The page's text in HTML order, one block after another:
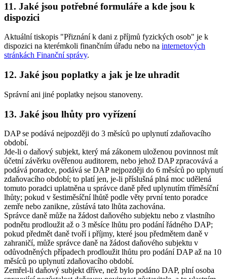
11. Jaké jsou potřebné formuláře a kde jsou k
dispozici
Aktuální tiskopis "Přiznání k dani z příjmů fyzických osob" je k
dispozici na kterémkoli finančním úřadu nebo na internetových
stránkách Finanční správy.
12. Jaké jsou poplatky a jak je lze uhradit
Správní ani jiné poplatky nejsou stanoveny.
13. Jaké jsou lhůty pro vyřízení
DAP se podává nejpozději do 3 měsíců po uplynutí zdaňovacího
období.
Jde-li o daňový subjekt, který má zákonem uloženou povinnost mít
účetní závěrku ověřenou auditorem, nebo jehož DAP zpracovává a
podává poradce, podává se DAP nejpozději do 6 měsíců po uplynutí
zdaňovacího období; to platí jen, je-li příslušná plná moc udělená
tomuto poradci uplatněna u správce daně před uplynutím tříměsíční
lhůty; pokud v šestiměsíční lhůtě podle věty první tento poradce
zemře nebo zanikne, zůstává tato lhůta zachována.
Správce daně může na žádost daňového subjektu nebo z vlastního
podnětu prodloužit až o 3 měsíce lhůtu pro podání řádného DAP;
pokud předmět daně tvoří i příjmy, které jsou předmětem daně v
zahraničí, může správce daně na žádost daňového subjektu v
odůvodněných případech prodloužit lhůtu pro podání DAP až na 10
měsíců po uplynutí zdaňovacího období.
Zemřel-li daňový subjekt dříve, než bylo podáno DAP, plní osoba